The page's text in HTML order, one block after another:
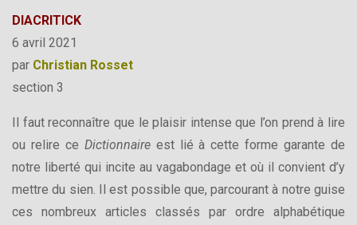
DIACRITICK
6 avril 2021
par Christian Rosset
section 3
Il faut reconnaître que le plaisir intense que l’on prend à lire
ou relire ce Dictionnaireest lié à cette forme garante de
notre liberté qui incite au vagabondage et où il convient d’y
mettre du sien. Il est possible que, parcourant à notre guise
ces nombreux articles classés par ordre alphabétique